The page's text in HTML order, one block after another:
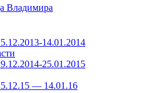
Владимира
14.01.2014
25.01.2015
— 14.01.16